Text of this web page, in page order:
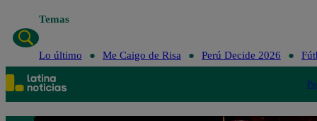
Temas
Lo último Me Caigo de Risa Perú Decide 2026